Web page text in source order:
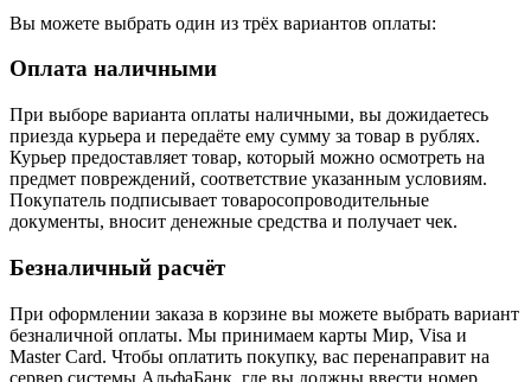
Вы можете выбрать один из трёх вариантов оплаты:
Оплата наличными
При выборе варианта оплаты наличными, вы дожидаетесь
приезда курьера и передаёте ему сумму за товар в рублях.
Курьер предоставляет товар, который можно осмотреть на
предмет повреждений, соответствие указанным условиям.
Покупатель подписывает товаросопроводительные
документы, вносит денежные средства и получает чек.
Безналичный расчёт
При оформлении заказа в корзине вы можете выбрать вариант
безналичной оплаты. Мы принимаем карты Мир, Visa и
Master Card. Чтобы оплатить покупку, вас перенаправит на
сервер системы АльфаБанк, где вы должны ввести номер